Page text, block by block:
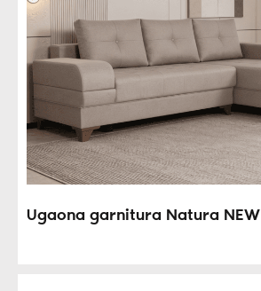
Ugaona garnitura Natura NEW